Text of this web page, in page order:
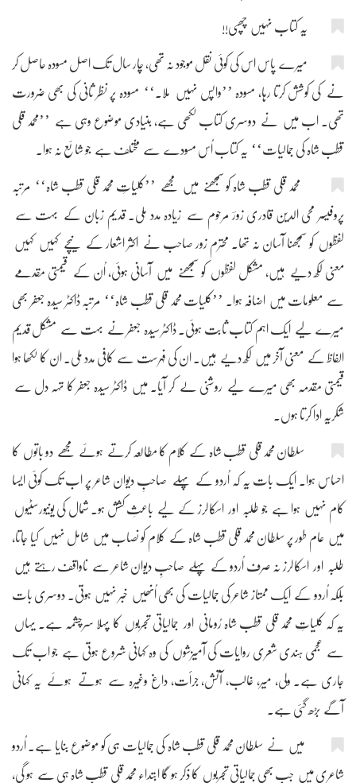
یہ کتاب نہیں چھپی!!
میرے پاس اس کی کوئی نقل موجود نہ تھی، چار سال تک اصل مسودہ حاصل کر
نے کی کوشش کرتا رہا، مسودہ ’’واپس نہیں ملا۔‘‘ مسودہ پر نظر ثانی کی بھی ضرورت
تھی۔ اب میں نے دوسری کتاب لکھی ہے، بنیادی موضوع وہی ہے ’’محمد قلی
قطب شاہ کی جمالیات‘‘ یہ کتاب اُس مسودے سے مختلف ہے جو شائع نہ ہوا۔
محمد قلی قطب شاہ کو سمجھنے میں مجھے ’’کلیاتِ محمد قلی قطب شاہ‘‘ مرتبہ
پروفیسر محی الدین قادری زورؔ مرحوم سے زیادہ مدد ملی۔ قدیم زبان کے بہت سے
لفظوں کو سمجھنا آسان نہ تھا۔ محترم زور صاحب نے اکثر اشعار کے نیچے کہیں کہیں
معنی لکھ دیے ہیں، مشکل لفظوں کو سمجھنے میں آسانی ہوئی، اُن کے قیمتی مقدمے
سے معلومات میں اضافہ ہوا۔ ’’کلیات محمد قلی قطب شاہ‘‘ مرتبہ ڈاکٹر سیّدہ جعفر بھی
میرے لیے ایک اہم کتاب ثابت ہوئی۔ ڈاکٹر سیّدہ جعفر نے بہت سے مشکل قدیم
الفاظ کے معنی آخر میں لکھ دیے ہیں۔ ان کی فہرست سے کافی مدد ملی۔ ان کا لکھا ہوا
قیمتی مقدمہ بھی میرے لیے روشنی لے کر آیا۔ میں ڈاکٹر سیّدہ جعفر کا تہہ دل سے
شکریہ ادا کرتا ہوں۔
سلطان محمد قلی قطب شاہ کے کلام کا مطالعہ کرتے ہوئے مجھے دو باتوں کا
احساس ہوا۔ ایک بات یہ کہ اُردو کے پہلے صاحبِ دیوان شاعر پر اب تک کوئی ایسا
کام نہیں ہوا ہے جو طلبہ اور اسکالرز کے لیے باعثِ کشش ہو۔ شمال کی یونیورسٹیوں
میں عام طور پر سلطان محمد قلی قطب شاہ کے کلام کو نصاب میں شامل نہیں کیا جاتا،
طلبہ اور اسکالرز نہ صرف اُردو کے پہلے صاحبِ دیوان شاعر سے ناواقف رہتے ہیں
بلکہ اُردو کے ایک ممتاز شاعر کی جمالیات کی بھی اُنھیں خبر نہیں ہوتی۔ دوسری بات
یہ کہ کلیاتِ محمد قلی قطب شاہ رُومانی اور جمالیاتی تجربوں کا پہلا سرچشمہ ہے۔ یہاں
سے عجمی ہندی شعری روایات کی آمیزشوں کی وہ کہانی شروع ہوتی ہے جو اب تک
جاری ہے۔ ولی، میر، غالب، آتش، جرأت، داغ وغیرہ سے ہوتے ہوئے یہ کہانی
آگے بڑھ گئی ہے۔
میں نے سلطان محمد قلی قطب شاہ کی جمالیات ہی کو موضوع بنایا ہے۔ اُردو
شاعری میں جب بھی جمالیاتی تجربوں کا ذکر ہو گا ابتداء محمد قلی قطب شاہ ہی سے ہو گی،